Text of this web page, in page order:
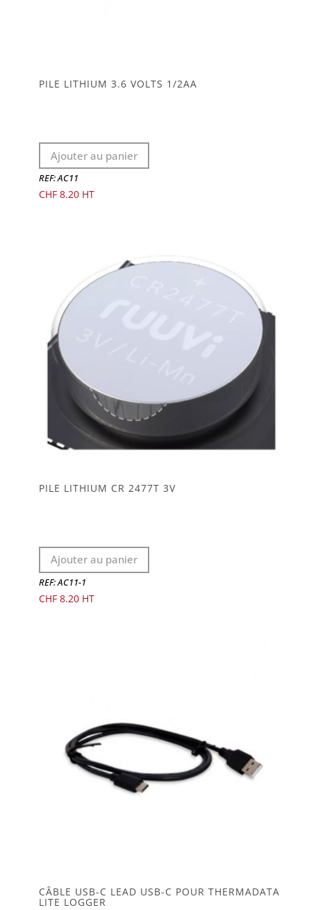
PILE LITHIUM 3.6 VOLTS 1/2AA
Ajouter au panier
REF: AC11
CHF8.20
PILE LITHIUM CR 2477T 3V
Ajouter au panier
REF: AC11-1
CHF8.20
CÂBLE USB-C LEAD USB-C POUR THERMADATA
LITE LOGGER